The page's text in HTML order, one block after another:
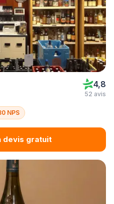
4,8
52 avis
NPS
devis gratuit